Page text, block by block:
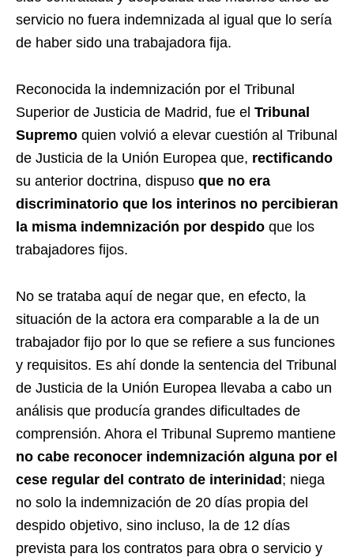
servicio no fuera indemnizada al igual que lo sería
de haber sido una trabajadora fija.
Reconocida la indemnización por el Tribunal
Superior de Justicia de Madrid, fue el Tribunal
Supremo quien volvió a elevar cuestión al Tribunal
de Justicia de la Unión Europea que, rectificando
su anterior doctrina, dispuso que no era
discriminatorio que los interinos no percibieran
la misma indemnización por despido que los
trabajadores fijos.
No se trataba aquí de negar que, en efecto, la
situación de la actora era comparable a la de un
trabajador fijo por lo que se refiere a sus funciones
y requisitos. Es ahí donde la sentencia del Tribunal
de Justicia de la Unión Europea llevaba a cabo un
análisis que producía grandes dificultades de
comprensión. Ahora el Tribunal Supremo mantiene
no cabe reconocer indemnización alguna por el
cese regular del contrato de interinidad ; niega
no solo la indemnización de 20 días propia del
despido objetivo, sino incluso, la de 12 días
prevista para los contratos para obra o servicio y